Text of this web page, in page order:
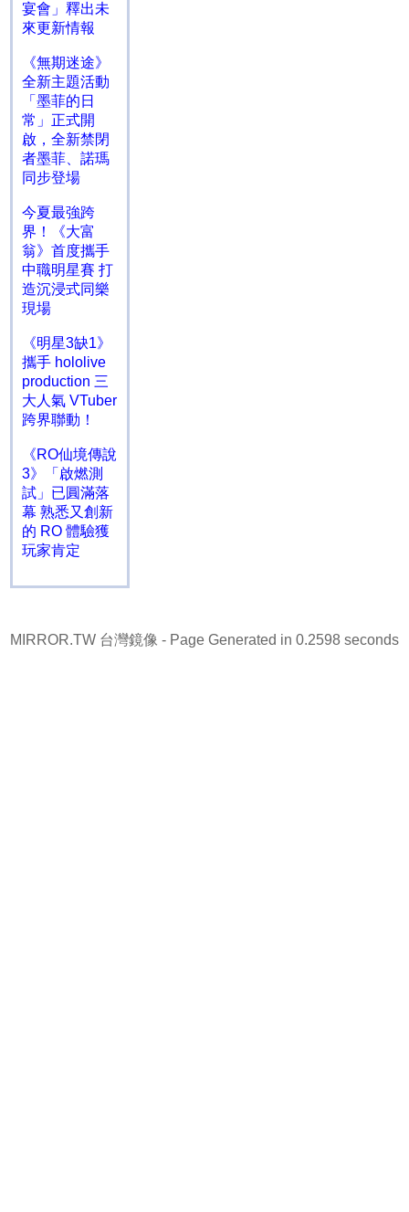
宴會」釋出未
來更新情報
《無期迷途》
全新主題活動
「墨菲的日
常」正式開
啟，全新禁閉
者墨菲、諾瑪
同步登場
今夏最強跨
界！《大富
翁》首度攜手
中職明星賽 打
造沉浸式同樂
現場
《明星3缺1》
攜手 hololive
production 三
大人氣 VTuber
跨界聯動！
《RO仙境傳說
3》「啟燃測
試」已圓滿落
幕 熟悉又創新
的 RO 體驗獲
玩家肯定
MIRROR.TW 台灣鏡像 - Page Generated in 0.2598 seconds